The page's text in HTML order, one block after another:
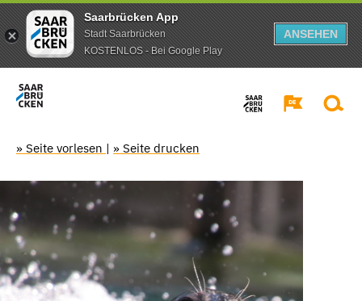
Saarbrücken App
Stadt Saarbrücken
KOSTENLOS - Bei Google Play
ANSEHEN
» Seite vorlesen | » Seite drucken